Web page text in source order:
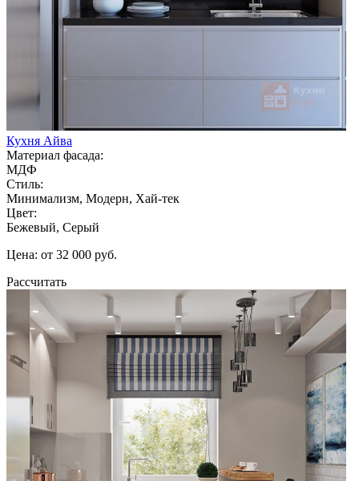
Кухня Айва
Материал фасада:
МДФ
Стиль:
Минимализм, Модерн, Хай-тек
Цвет:
Бежевый, Серый
Цена: от 32 000 руб.
Рассчитать